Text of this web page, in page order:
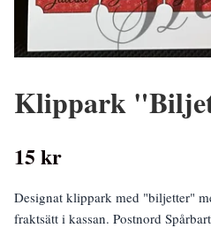
Klippark
15 kr
Designat klippark med "biljetter"
fraktsätt i kassan. Postnord